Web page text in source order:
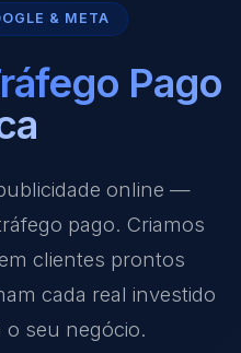
& META
Pago
online —
pago. Criamos
clientes prontos
cada real investido
o seu negócio.